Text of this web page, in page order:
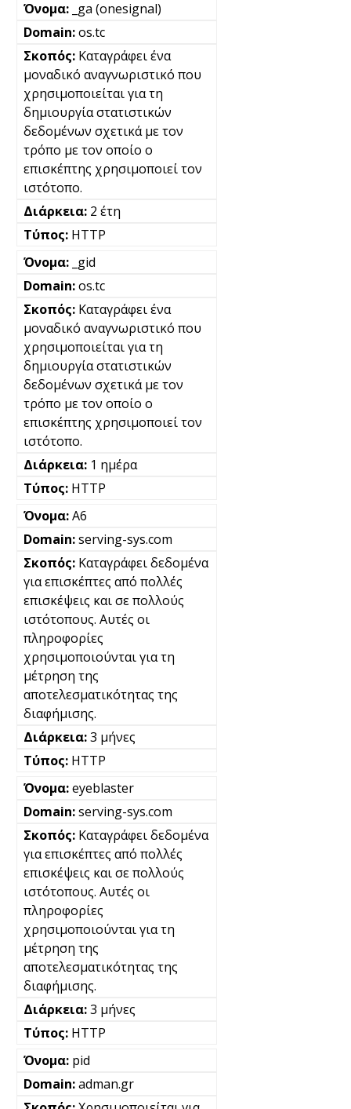
_ga (onesignal)
os.tc
Καταγράφει ένα
μοναδικό αναγνωριστικό που
χρησιμοποιείται για τη
δημιουργία στατιστικών
δεδομένων σχετικά με τον
τρόπο με τον οποίο ο
επισκέπτης χρησιμοποιεί τον
ιστότοπο.
2 έτη
HTTP
_gid
os.tc
Καταγράφει ένα
μοναδικό αναγνωριστικό που
χρησιμοποιείται για τη
δημιουργία στατιστικών
δεδομένων σχετικά με τον
τρόπο με τον οποίο ο
επισκέπτης χρησιμοποιεί τον
ιστότοπο.
1 ημέρα
HTTP
A6
serving-sys.com
Καταγράφει δεδομένα
για επισκέπτες από πολλές
επισκέψεις και σε πολλούς
ιστότοπους. Αυτές οι
πληροφορίες
χρησιμοποιούνται για τη
μέτρηση της
αποτελεσματικότητας της
διαφήμισης.
3 μήνες
HTTP
eyeblaster
serving-sys.com
Καταγράφει δεδομένα
για επισκέπτες από πολλές
επισκέψεις και σε πολλούς
ιστότοπους. Αυτές οι
πληροφορίες
χρησιμοποιούνται για τη
μέτρηση της
αποτελεσματικότητας της
διαφήμισης.
3 μήνες
HTTP
pid
adman.gr